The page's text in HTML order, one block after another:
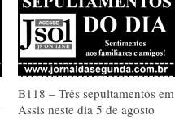
B118 – Três sepultamentos em
Assis neste dia 5 de agosto